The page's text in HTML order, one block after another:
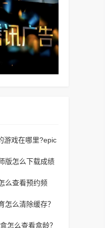
游戏在哪里?epic
版怎么下载成绩
么查看预约频
怎么清除缓存？
怎么查看盒龄？